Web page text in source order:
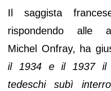
Il saggista
rispondendo alle
Michel Onfray, ha
il 1934 e il 1937 il
tedeschi subì